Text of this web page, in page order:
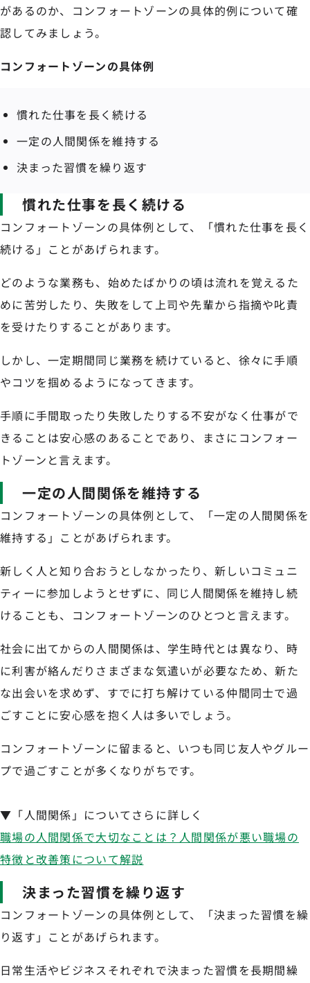
があるのか、コンフォートゾーンの具体的例について確
認してみましょう。
コンフォートゾーンの具体例
慣れた仕事を長く続ける
一定の人間関係を維持する
決まった習慣を繰り返す
慣れた仕事を長く続ける
コンフォートゾーンの具体例として、「慣れた仕事を長く
続ける」ことがあげられます。
どのような業務も、始めたばかりの頃は流れを覚えるた
めに苦労したり、失敗をして上司や先輩から指摘や叱責
を受けたりすることがあります。
しかし、一定期間同じ業務を続けていると、徐々に手順
やコツを掴めるようになってきます。
手順に手間取ったり失敗したりする不安がなく仕事がで
きることは安心感のあることであり、まさにコンフォー
トゾーンと言えます。
一定の人間関係を維持する
コンフォートゾーンの具体例として、「一定の人間関係を
維持する」ことがあげられます。
新しく人と知り合おうとしなかったり、新しいコミュニ
ティーに参加しようとせずに、同じ人間関係を維持し続
けることも、コンフォートゾーンのひとつと言えます。
社会に出てからの人間関係は、学生時代とは異なり、時
に利害が絡んだりさまざまな気遣いが必要なため、新た
な出会いを求めず、すでに打ち解けている仲間同士で過
ごすことに安心感を抱く人は多いでしょう。
コンフォートゾーンに留まると、いつも同じ友人やグルー
プで過ごすことが多くなりがちです。
▼「人間関係」についてさらに詳しく
職場の人間関係で大切なことは？人間関係が悪い職場の
特徴と改善策について解説
決まった習慣を繰り返す
コンフォートゾーンの具体例として、「決まった習慣を繰
り返す」ことがあげられます。
日常生活やビジネスそれぞれで決まった習慣を長期間繰